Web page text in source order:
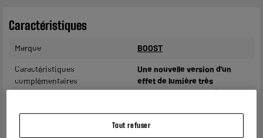
Caractéristiques
Marque BOOST
Caractéristiques
complémentaires
Une nouvelle version d'un
effet de lumière très
populaire, composé de 6
chacun une LED à couleur
fixe.
Tout refuser